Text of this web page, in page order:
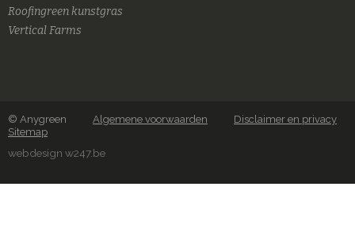
Roofingreen kunstgras
Vertical Farms
© Anygreen Algemene voorwaarden
Disclaimer en privacy
Sitemap
webdesign w247.be